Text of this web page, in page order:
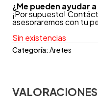
¿Me pueden ayudar
¡Por supuesto!
asesoraremos con tu
Sin existencias
Categoría:Aretes